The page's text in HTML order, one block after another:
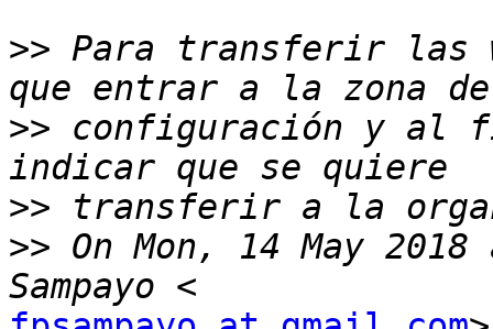
>> Para transferir las
>> configuración y al
>>
>> On Mon, 14 May